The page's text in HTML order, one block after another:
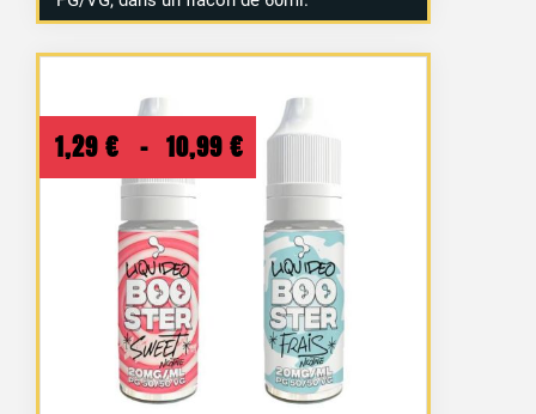
1,29 € – 10,99 €
Plage
de
prix :
1,29 €
10,99 €